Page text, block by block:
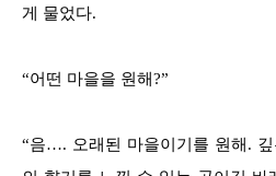
게 물었다.
“어떤 마을을 원해?”
“음…. 오래된 마을이기를 원해.